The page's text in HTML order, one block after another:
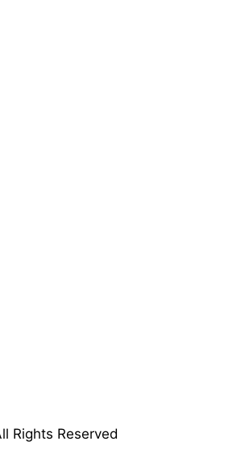
Rights Reserved